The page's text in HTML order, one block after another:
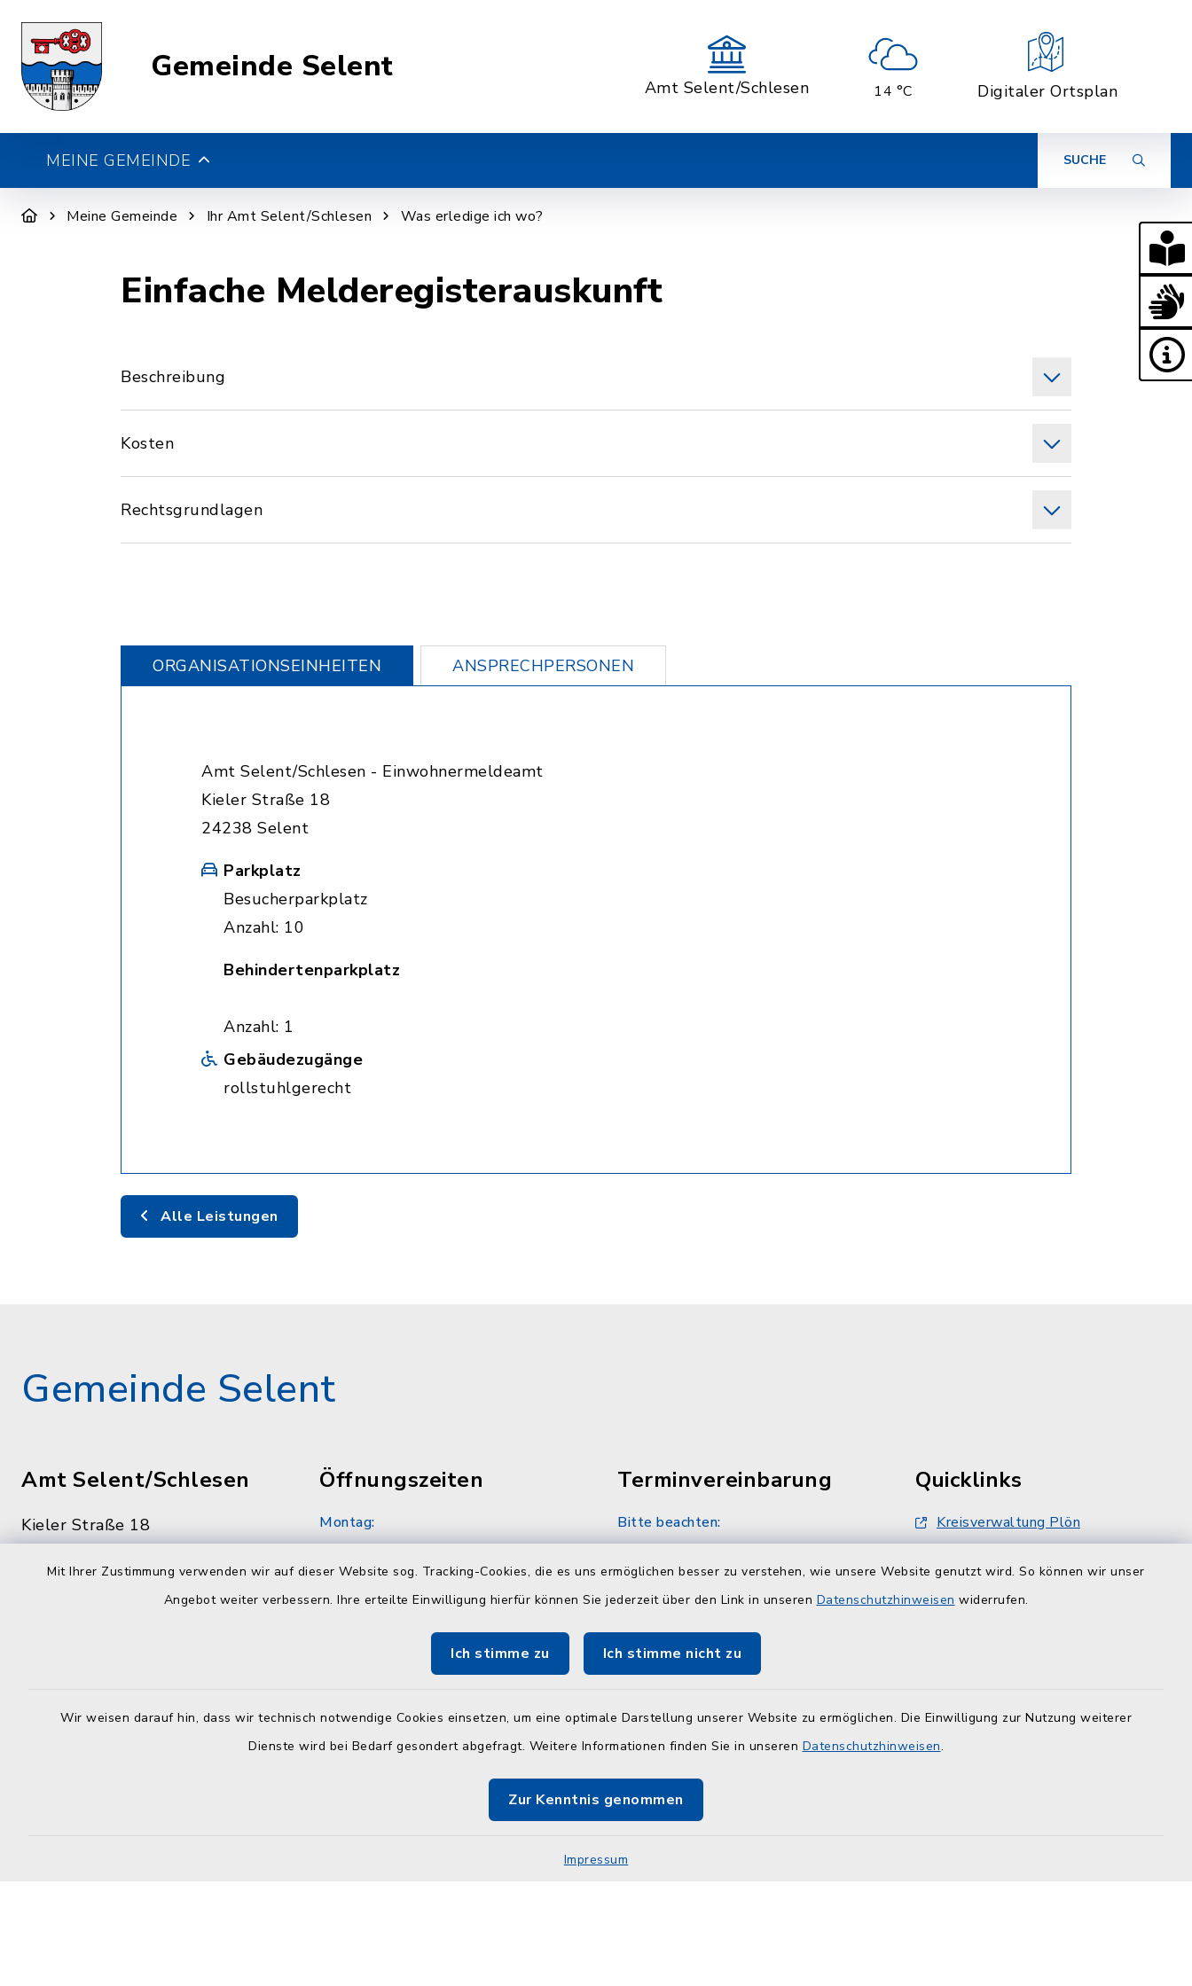
Mit Ihrer Zustimmung verwenden wir auf dieser Website sog. Tracking-Cookies, die es uns ermöglichen besser zu verstehen, wie unsere Website genutzt wird. So können wir unser
Angebot weiter verbessern. Ihre erteilte Einwilligung hierfür können Sie jederzeit über den Link in unseren Datenschutzhinweisen widerrufen.
Ich stimme zu Ich stimme nicht zu
Wir weisen darauf hin, dass wir technisch notwendige Cookies einsetzen, um eine optimale Darstellung unserer Website zu ermöglichen. Die Einwilligung zur Nutzung weiterer
Dienste wird bei Bedarf gesondert abgefragt. Weitere Informationen finden Sie in unseren Datenschutzhinweisen.
Zur Kenntnis genommen
Impressum
Gemeinde Selent
Amt Selent/Schlesen 14 °C Digitaler Ortsplan
MEINE GEMEINDE SUCHE
Meine Gemeinde Ihr Amt Selent/Schlesen Was erledige ich wo?
Einfache Melderegisterauskunft
Beschreibung
Kosten
Rechtsgrundlagen
ORGANISATIONS­EINHEITEN ANSPRECHPERSONEN
Amt Selent/Schlesen - Einwohnermeldeamt
Kieler Straße 18
24238 Selent
Parkplatz
Besucherparkplatz
Anzahl: 10
Behindertenparkplatz
Anzahl: 1
Gebäudezugänge
rollstuhlgerecht
Alle Leistungen
Gemeinde Selent
Amt Selent/Schlesen
Kieler Straße 18
Öffnungszeiten
Montag:
Dienstag:
Terminvereinbarung
Bitte beachten:
nach telefonischer Vereinbarung
unter 04384 5979-11 oder -12
Quicklinks
Kreisverwaltung Plön
ZuFiSH